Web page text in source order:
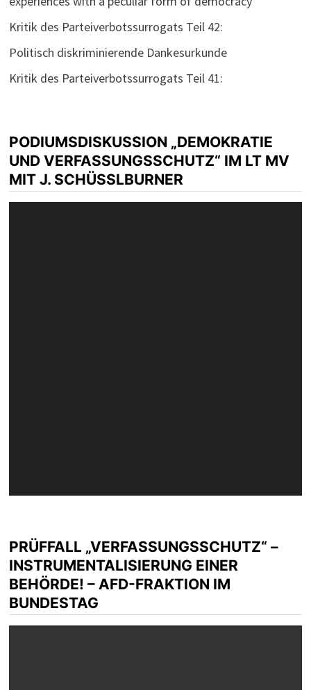
Kritik des Parteiverbotssurrogats Teil 42:
Politisch diskriminierende Dankesurkunde
Kritik des Parteiverbotssurrogats Teil 41:
PODIUMSDISKUSSION „DEMOKRATIE
UND VERFASSUNGSSCHUTZ“ IM LT MV
MIT J. SCHÜSSLBURNER
PRÜFFALL „VERFASSUNGSSCHUTZ“ –
INSTRUMENTALISIERUNG EINER
BEHÖRDE! – AFD-FRAKTION IM
BUNDESTAG